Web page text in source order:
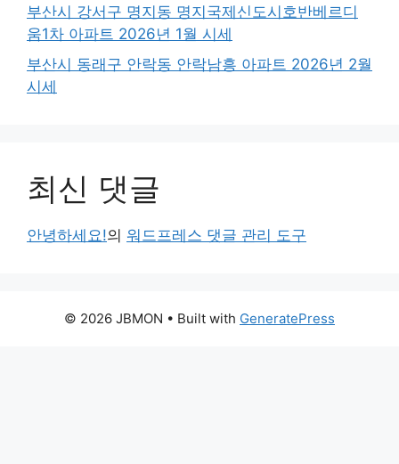
부산시 강서구 명지동 명지국제신도시호반베르디
움1차 아파트 2026년 1월 시세
부산시 동래구 안락동 안락남흥 아파트 2026년 2월
시세
최신 댓글
안녕하세요!의 워드프레스 댓글 관리 도구
© 2026 JBMON • Built with GeneratePress